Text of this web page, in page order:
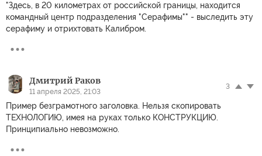
"Здесь, в 20 километрах от российской границы, находится
командный центр подразделения "Серафимы"" - выследить эту
серафиму и отрихтовать Калибром.
Дмитрий Раков
11 апреля 2025, 21:03
3
Пример безграмотного заголовка. Нельзя скопировать
ТЕХНОЛОГИЮ, имея на руках только КОНСТРУКЦИЮ.
Принципиально невозможно.